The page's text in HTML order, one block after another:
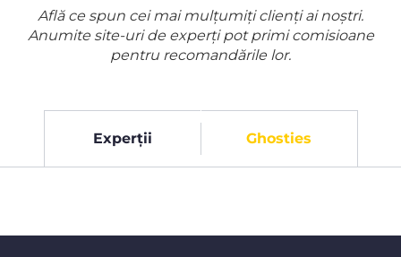
Află ce spun cei mai mulțumiți clienți ai noștri.
Anumite site-uri de experți pot primi comisioane
pentru recomandările lor.
Experții Ghosties